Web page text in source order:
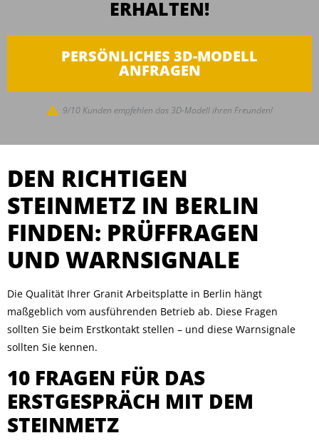
ERHALTEN!
PERSÖNLICHES 3D-MODELL
ANFRAGEN
9/10 Kunden empfehlen das 3D-Modell ihren Freunden!
DEN RICHTIGEN
STEINMETZ IN BERLIN
FINDEN: PRÜFFRAGEN
UND WARNSIGNALE
Die Qualität Ihrer Granit Arbeitsplatte in Berlin hängt
maßgeblich vom ausführenden Betrieb ab. Diese Fragen
sollten Sie beim Erstkontakt stellen – und diese Warnsignale
sollten Sie kennen.
10 FRAGEN FÜR DAS
ERSTGESPRÄCH MIT DEM
STEINMETZ